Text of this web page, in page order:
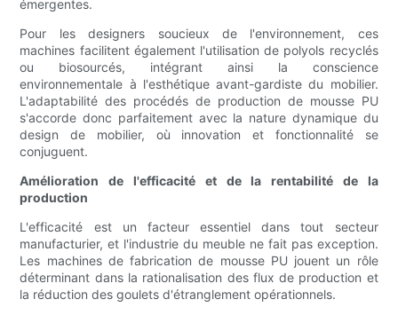
émergentes.
Pour les designers soucieux de l'environnement, ces
machines facilitent également l'utilisation de polyols recyclés
ou biosourcés, intégrant ainsi la conscience
environnementale à l'esthétique avant-gardiste du mobilier.
L'adaptabilité des procédés de production de mousse PU
s'accorde donc parfaitement avec la nature dynamique du
design de mobilier, où innovation et fonctionnalité se
conjuguent.
Amélioration de l'efficacité et de la rentabilité de la
production
L'efficacité est un facteur essentiel dans tout secteur
manufacturier, et l'industrie du meuble ne fait pas exception.
Les machines de fabrication de mousse PU jouent un rôle
déterminant dans la rationalisation des flux de production et
la réduction des goulets d'étranglement opérationnels.